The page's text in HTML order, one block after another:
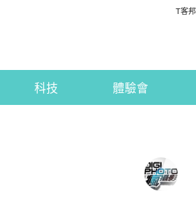
T客邦
科技 體驗會